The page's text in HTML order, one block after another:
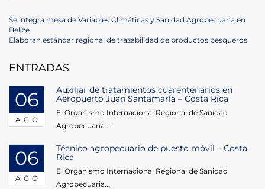
Navegación
de
entradas
Previous
Post
Se integra mesa de Variables Climáticas y Sanidad Agropecuaria en
Belize
Next
Elaboran estándar regional de trazabilidad de productos pesqueros
ENTRADAS
06
AGO
Auxiliar de tratamientos cuarentenarios en
Aeropuerto Juan Santamaría – Costa Rica
El Organismo Internacional Regional de Sanidad
Agropecuaria...
06
AGO
Técnico agropecuario de puesto móvil – Costa
Rica
El Organismo Internacional Regional de Sanidad
Agropecuaria...